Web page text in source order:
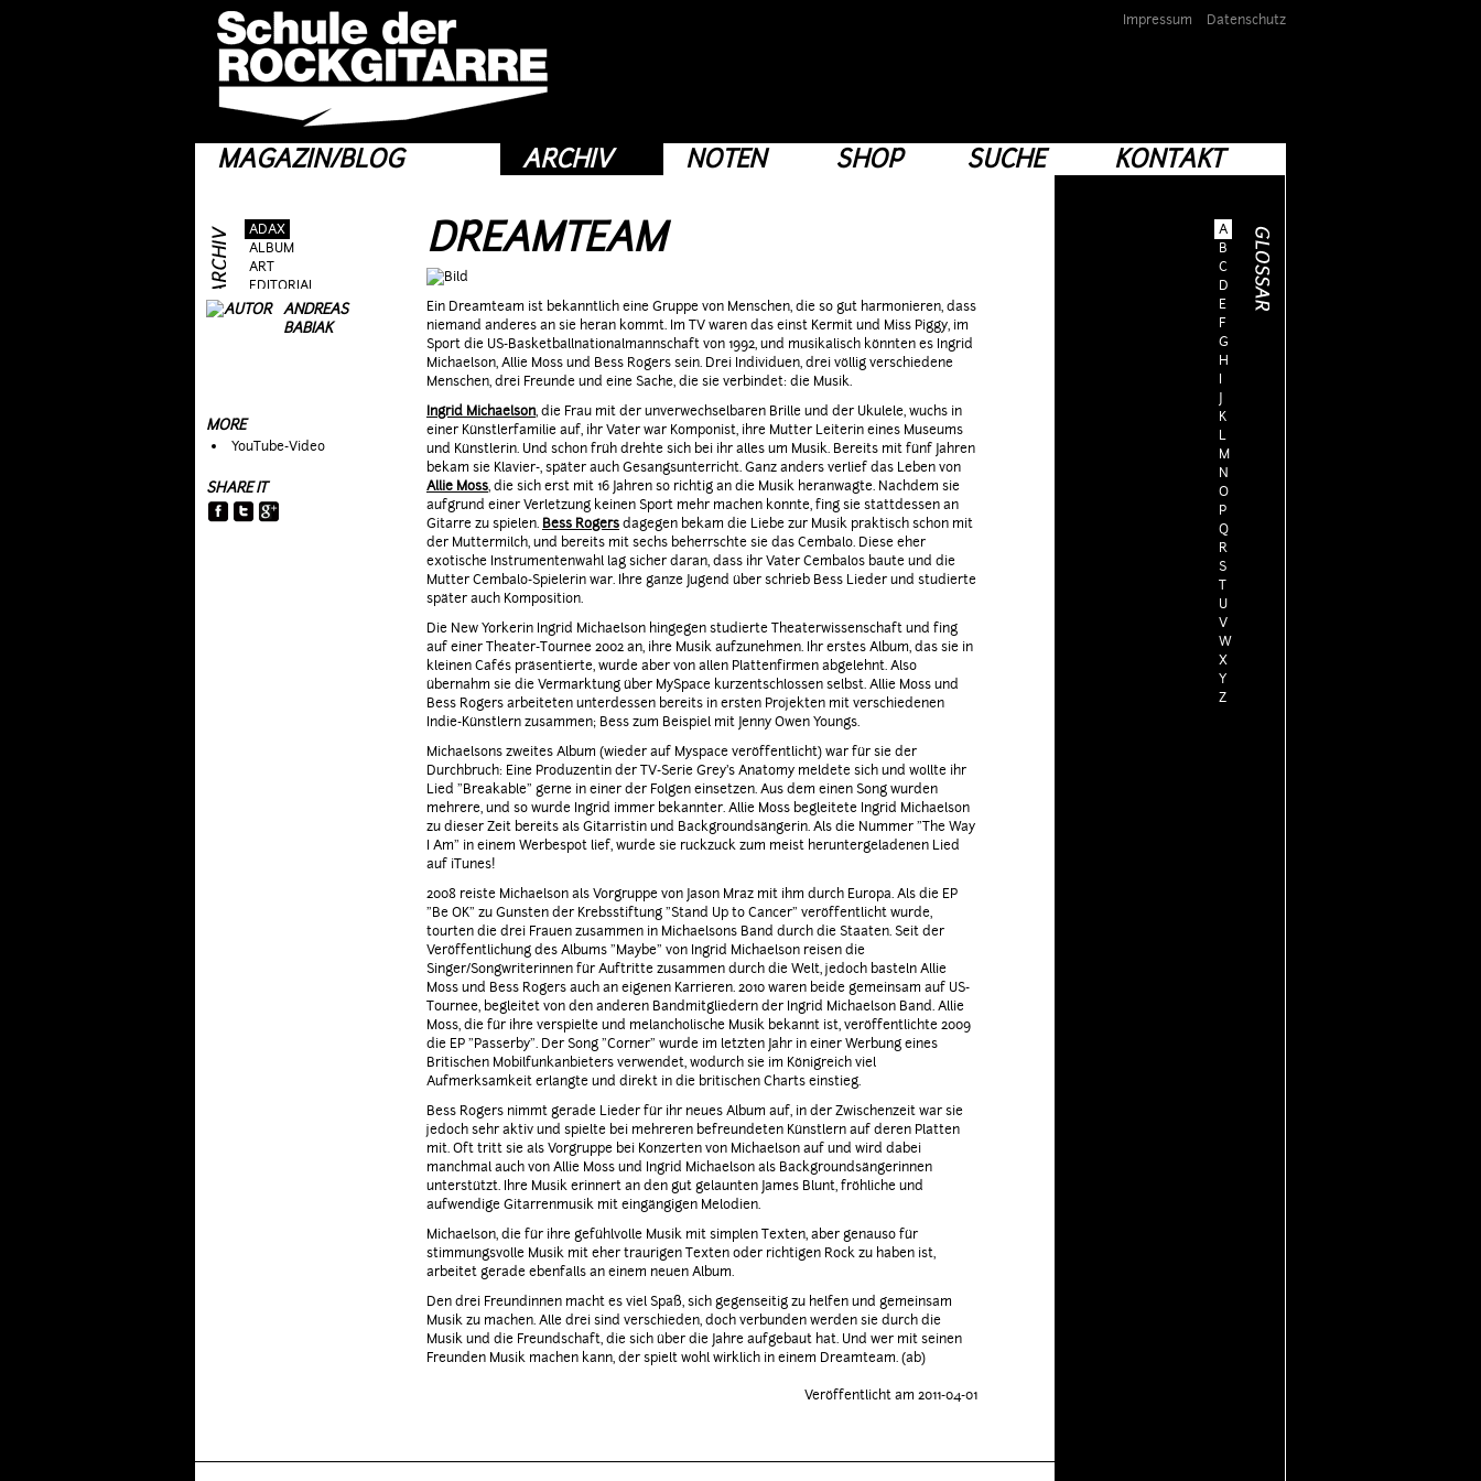
Impressum Datenschutz
MAGAZIN/BLOG ARCHIV NOTEN SHOP SUCHE KONTAKT
ADAX
ALBUM
ART
EDITORIAL
FRAG AS
TALK
WEIRD STUFF
YOUNG 'N WILD
DREAMTEAM
ANDREAS
BABIAK
MORE
YouTube-Video
SHARE IT
Ein Dreamteam ist bekanntlich eine Gruppe von Menschen, die so gut harmonieren, dass
niemand anderes an sie heran kommt. Im TV waren das einst Kermit und Miss Piggy, im
Sport die US-Basketballnationalmannschaft von 1992, und musikalisch könnten es Ingrid
Michaelson, Allie Moss und Bess Rogers sein. Drei Individuen, drei völlig verschiedene
Menschen, drei Freunde und eine Sache, die sie verbindet: die Musik.
Ingrid Michaelson, die Frau mit der unverwechselbaren Brille und der Ukulele, wuchs in
einer Künstlerfamilie auf, ihr Vater war Komponist, ihre Mutter Leiterin eines Museums
und Künstlerin. Und schon früh drehte sich bei ihr alles um Musik. Bereits mit fünf Jahren
bekam sie Klavier-, später auch Gesangsunterricht. Ganz anders verlief das Leben von
Allie Moss, die sich erst mit 16 Jahren so richtig an die Musik heranwagte. Nachdem sie
aufgrund einer Verletzung keinen Sport mehr machen konnte, fing sie stattdessen an
Gitarre zu spielen. Bess Rogersdagegen bekam die Liebe zur Musik praktisch schon mit
der Muttermilch, und bereits mit sechs beherrschte sie das Cembalo. Diese eher
exotische Instrumentenwahl lag sicher daran, dass ihr Vater Cembalos baute und die
Mutter Cembalo-Spielerin war. Ihre ganze Jugend über schrieb Bess Lieder und studierte
später auch Komposition.
Die New Yorkerin Ingrid Michaelson hingegen studierte Theaterwissenschaft und fing
auf einer Theater-Tournee 2002 an, ihre Musik aufzunehmen. Ihr erstes Album, das sie in
kleinen Cafés präsentierte, wurde aber von allen Plattenfirmen abgelehnt. Also
übernahm sie die Vermarktung über MySpace kurzentschlossen selbst. Allie Moss und
Bess Rogers arbeiteten unterdessen bereits in ersten Projekten mit verschiedenen
Indie-Künstlern zusammen; Bess zum Beispiel mit Jenny Owen Youngs.
Michaelsons zweites Album (wieder auf Myspace veröffentlicht) war für sie der
Durchbruch: Eine Produzentin der TV-Serie Grey’s Anatomy meldete sich und wollte ihr
Lied "Breakable" gerne in einer der Folgen einsetzen. Aus dem einen Song wurden
mehrere, und so wurde Ingrid immer bekannter. Allie Moss begleitete Ingrid Michaelson
zu dieser Zeit bereits als Gitarristin und Backgroundsängerin. Als die Nummer "The Way
I Am" in einem Werbespot lief, wurde sie ruckzuck zum meist heruntergeladenen Lied
auf iTunes!
2008 reiste Michaelson als Vorgruppe von Jason Mraz mit ihm durch Europa. Als die EP
"Be OK" zu Gunsten der Krebsstiftung "Stand Up to Cancer" veröffentlicht wurde,
tourten die drei Frauen zusammen in Michaelsons Band durch die Staaten. Seit der
Veröffentlichung des Albums "Maybe" von Ingrid Michaelson reisen die
Singer/Songwriterinnen für Auftritte zusammen durch die Welt, jedoch basteln Allie
Moss und Bess Rogers auch an eigenen Karrieren. 2010 waren beide gemeinsam auf US-
Tournee, begleitet von den anderen Bandmitgliedern der Ingrid Michaelson Band. Allie
Moss, die für ihre verspielte und melancholische Musik bekannt ist, veröffentlichte 2009
die EP "Passerby". Der Song "Corner" wurde im letzten Jahr in einer Werbung eines
Britischen Mobilfunkanbieters verwendet, wodurch sie im Königreich viel
Aufmerksamkeit erlangte und direkt in die britischen Charts einstieg.
Bess Rogers nimmt gerade Lieder für ihr neues Album auf, in der Zwischenzeit war sie
jedoch sehr aktiv und spielte bei mehreren befreundeten Künstlern auf deren Platten
mit. Oft tritt sie als Vorgruppe bei Konzerten von Michaelson auf und wird dabei
manchmal auch von Allie Moss und Ingrid Michaelson als Backgroundsängerinnen
unterstützt. Ihre Musik erinnert an den gut gelaunten James Blunt, fröhliche und
aufwendige Gitarrenmusik mit eingängigen Melodien.
Michaelson, die für ihre gefühlvolle Musik mit simplen Texten, aber genauso für
stimmungsvolle Musik mit eher traurigen Texten oder richtigen Rock zu haben ist,
arbeitet gerade ebenfalls an einem neuen Album.
Den drei Freundinnen macht es viel Spaß, sich gegenseitig zu helfen und gemeinsam
Musik zu machen. Alle drei sind verschieden, doch verbunden werden sie durch die
Musik und die Freundschaft, die sich über die Jahre aufgebaut hat. Und wer mit seinen
Freunden Musik machen kann, der spielt wohl wirklich in einem Dreamteam. (ab)
Veröffentlicht am 2011-04-01
A
B
C
D
E
F
G
H
I
J
K
L
M
N
O
P
Q
R
S
T
U
V
W
X
Y
Z